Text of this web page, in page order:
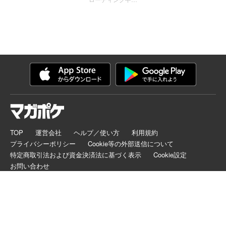
TOP 運営会社 ヘルプ／使い方
利用規約
プライバシーポリシー
Cookie等の外部送信について
特定商取引法および資金決済法に基づく表示
Cookie設定
お問い合わせ